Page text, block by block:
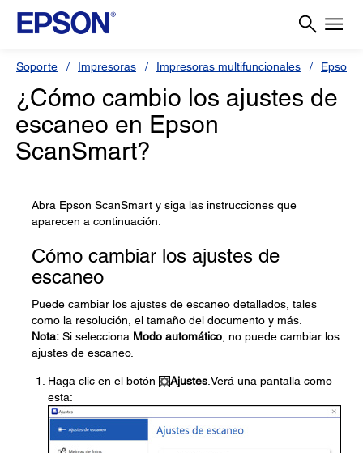
Soporte Impresoras Impresoras multifuncionales Epson L
¿Cómo cambio los ajustes de
escaneo en Epson
ScanSmart?
Abra Epson ScanSmart y siga las instrucciones que
aparecen a continuación.
Cómo cambiar los ajustes de
escaneo
Puede cambiar los ajustes de escaneo detallados, tales
como la resolución, el tamaño del documento y más.
Nota: Si selecciona Modo automático , no puede cambiar los
ajustes de escaneo.
Haga clic en el botón Ajustes .Verá una pantalla como
esta: